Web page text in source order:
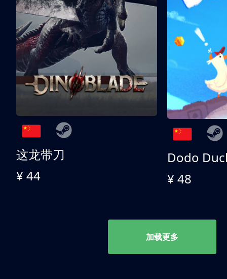
这龙带刀
¥ 44
Dodo
¥ 48
加载更多